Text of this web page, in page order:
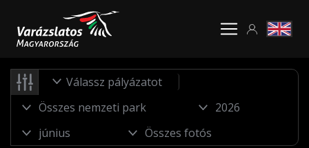
Válassz pályázatot